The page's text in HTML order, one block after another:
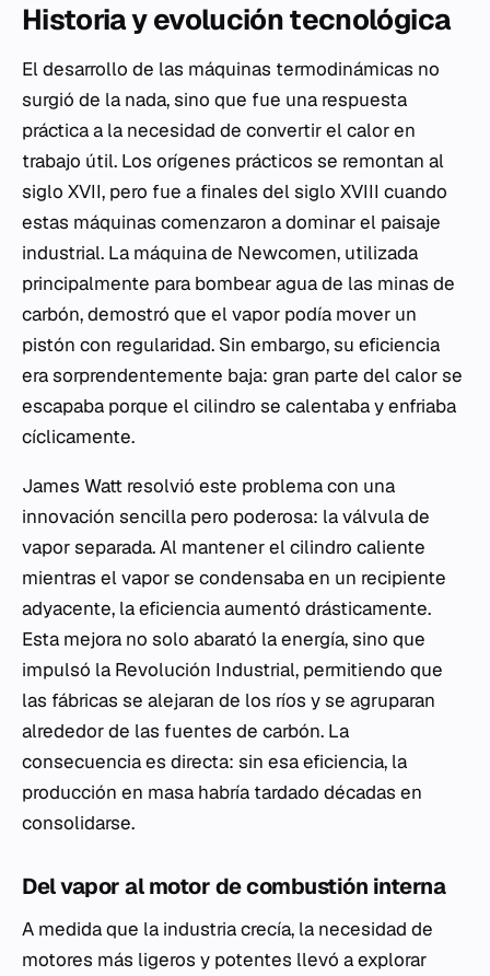
Historia y evolución tecnológica
El desarrollo de las máquinas termodinámicas no
surgió de la nada, sino que fue una respuesta
práctica a la necesidad de convertir el calor en
trabajo útil. Los orígenes prácticos se remontan al
siglo XVII, pero fue a finales del siglo XVIII cuando
estas máquinas comenzaron a dominar el paisaje
industrial. La máquina de Newcomen, utilizada
principalmente para bombear agua de las minas de
carbón, demostró que el vapor podía mover un
pistón con regularidad. Sin embargo, su eficiencia
era sorprendentemente baja: gran parte del calor se
escapaba porque el cilindro se calentaba y enfriaba
cíclicamente.
James Watt resolvió este problema con una
innovación sencilla pero poderosa: la válvula de
vapor separada. Al mantener el cilindro caliente
mientras el vapor se condensaba en un recipiente
adyacente, la eficiencia aumentó drásticamente.
Esta mejora no solo abarató la energía, sino que
impulsó la Revolución Industrial, permitiendo que
las fábricas se alejaran de los ríos y se agruparan
alrededor de las fuentes de carbón. La
consecuencia es directa: sin esa eficiencia, la
producción en masa habría tardado décadas en
consolidarse.
Del vapor al motor de combustión interna
A medida que la industria crecía, la necesidad de
motores más ligeros y potentes llevó a explorar